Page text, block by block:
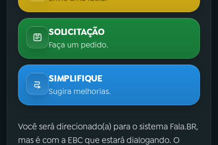
SOLICITAÇÃO
Faça um pedido.
SIMPLIFIQUE
Sugira melhorias.
Você será direcionado(a) para o sistema Fala.BR,
mas é com a EBC que estará dialogando. O